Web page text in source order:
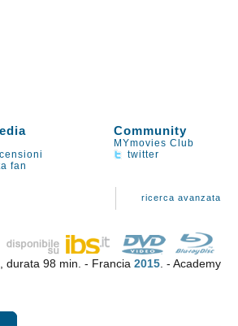
Community
MYmovies Club
twitter
fan
ricerca avanzata
, durata 98 min. - Francia2015 . - Academy